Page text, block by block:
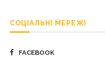
СОЦІАЛЬНІ МЕРЕЖІ
FACEBOOK